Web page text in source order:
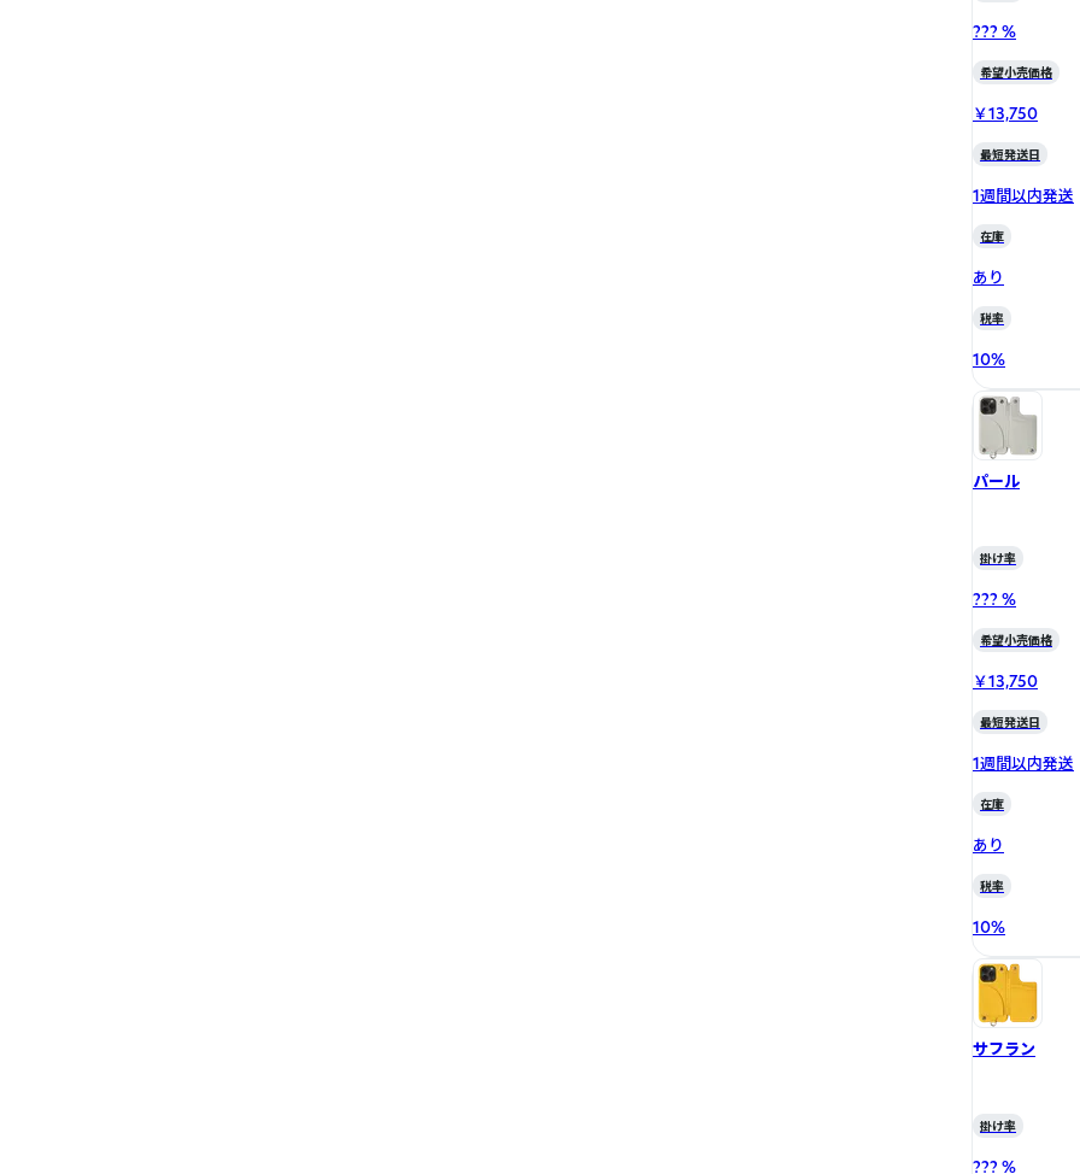
??? %
希望小売価格
￥13,750
最短発送日
1週間以内発送
在庫
あり
税率
10%
パール
掛け率
??? %
希望小売価格
￥13,750
最短発送日
1週間以内発送
在庫
あり
税率
10%
サフラン
掛け率
??? %